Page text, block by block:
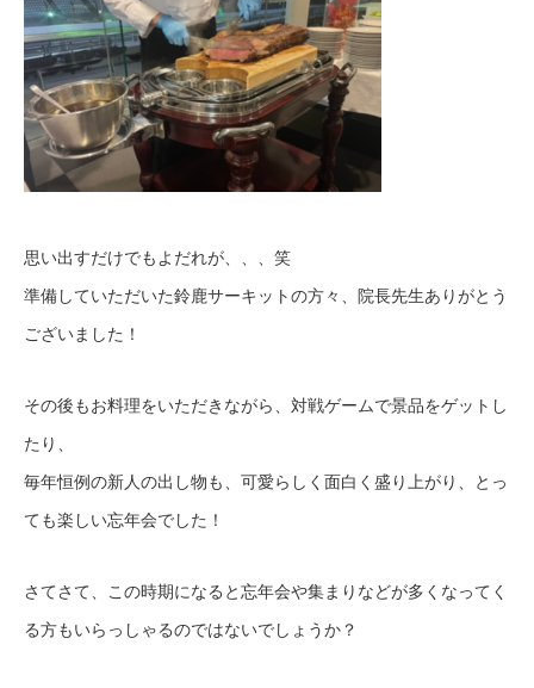
思い出すだけでもよだれが、、、笑
準備していただいた鈴鹿サーキットの方々、院長先生ありがとう
ございました！
その後もお料理をいただきながら、対戦ゲームで景品をゲットし
たり、
毎年恒例の新人の出し物も、可愛らしく面白く盛り上がり、とっ
ても楽しい忘年会でした！
さてさて、この時期になると忘年会や集まりなどが多くなってく
る方もいらっしゃるのではないでしょうか？